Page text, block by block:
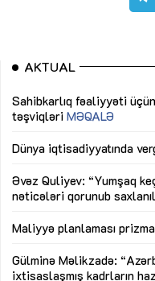
AKTUAL
Sahibkarlıq fəaliyyəti
təşviqləri MƏQALƏ
Dünya iqtisadiyyatında
Əvəz Quliyev: “Yumşaq
nəticələri qorunub
Maliyyə planlaması
Gülminə Məlikzadə:
ixtisaslaşmış kadrların